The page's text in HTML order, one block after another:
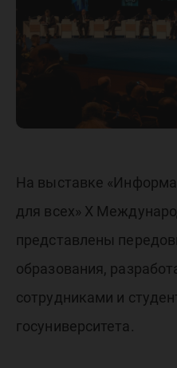
На выставке
для всех» Х
представлены
образования,
сотрудниками и
госуниверситета.